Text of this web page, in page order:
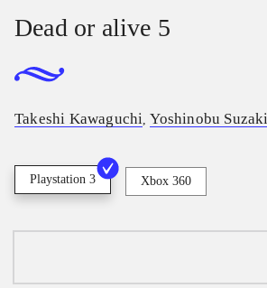
Dead or alive 5
Takeshi Kawaguchi ,Yoshinobu Suzaki
Playstation 3 Xbox 360